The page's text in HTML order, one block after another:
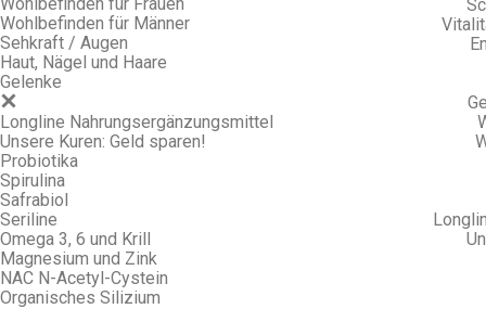
Wohlbefinden für Männer
Sehkraft / Augen
Haut, Nägel und Haare
Gelenke
Longline Nahrungsergänzungsmittel
Unsere Kuren: Geld sparen!
Probiotika
Spirulina
Safrabiol
Seriline
Omega 3, 6 und Krill
Magnesium und Zink
NAC N-Acetyl-Cystein
Organisches Silizium